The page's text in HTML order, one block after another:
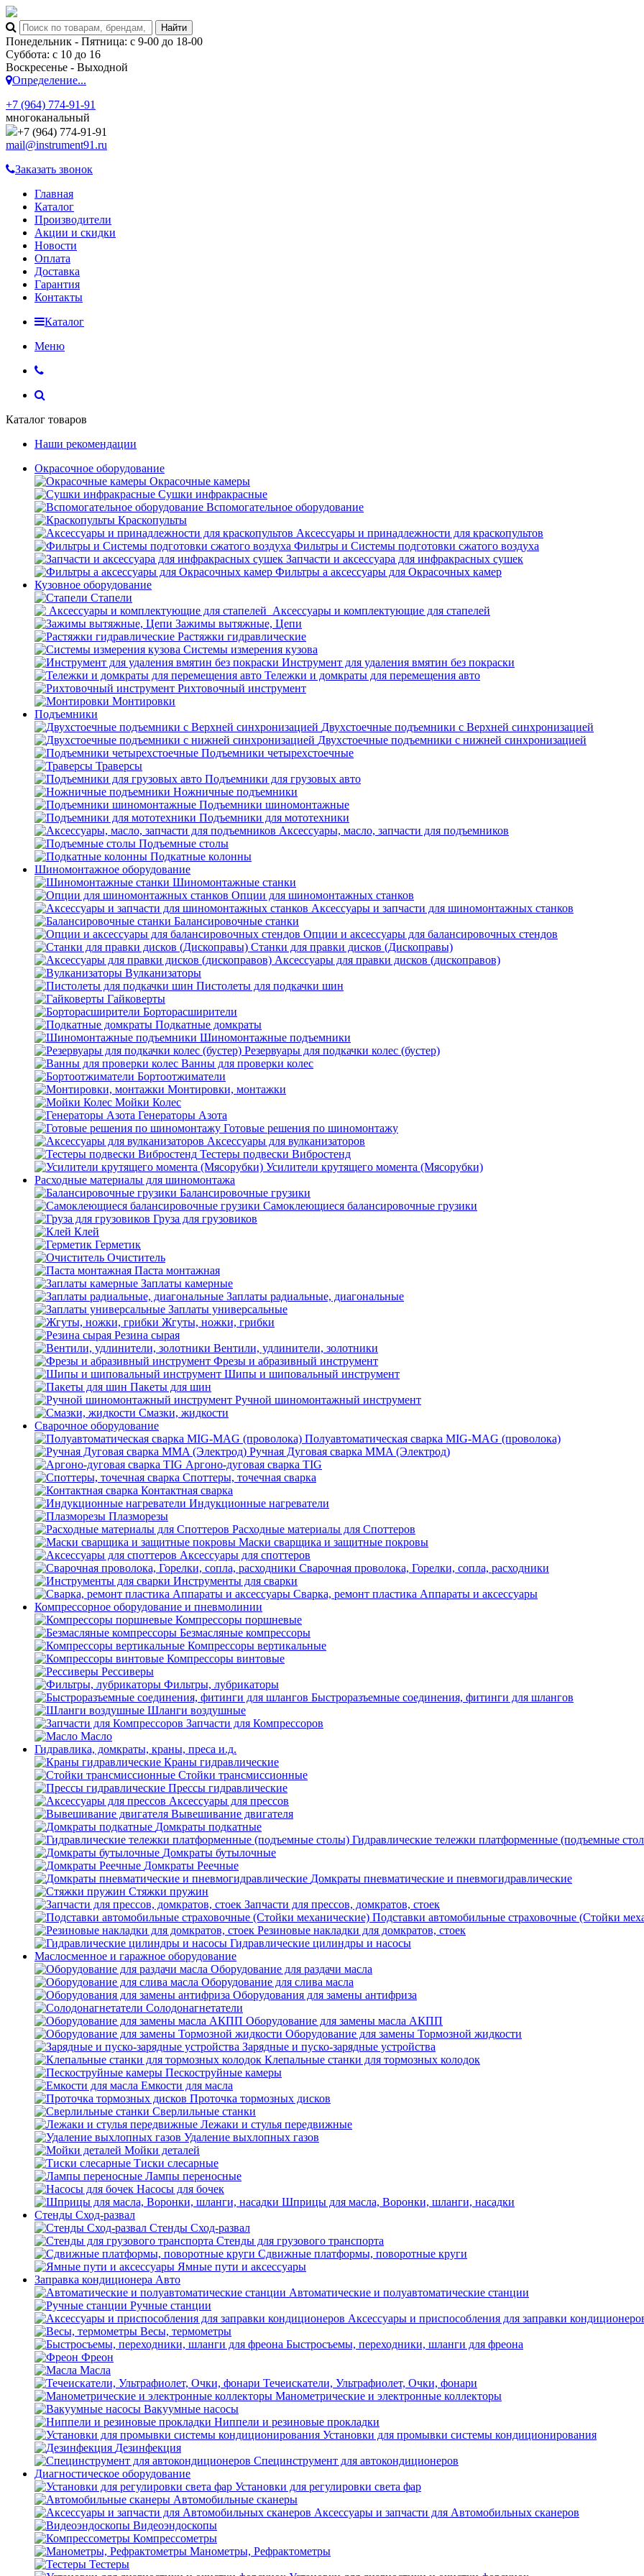
Понедельник - Пятница: с 9-00 до 18-00
Суббота: с 10 до 16
Воскресенье - Выходной
Определение...
+7 (964) 774-91-91
многоканальный
+7 (964) 774-91-91
mail@instrument91.ru
Заказать звонок
Главная
Каталог
Производители
Акции и скидки
Новости
Оплата
Доставка
Гарантия
Контакты
Каталог
Меню
Каталог товаров
Наши рекомендации
Окрасочное оборудование
Окрасочные камеры
Сушки инфракрасные
Вспомогательное оборудование
Краскопульты
Аксессуары и принадлежности для краскопультов
Фильтры и Системы подготовки сжатого воздуха
Запчасти и аксессуара для инфракрасных сушек
Фильтры а аксессуары для Окрасочных камер
Кузовное оборудование
Стапели
Аксессуары и комплектующие для стапелей
Зажимы вытяжные, Цепи
Растяжки гидравлические
Системы измерения кузова
Инструмент для удаления вмятин без покраски
Тележки и домкраты для перемещения авто
Рихтовочный инструмент
Монтировки
Подъемники
Двухстоечные подъемники с Верхней синхронизацией
Двухстоечные подъемники с нижней синхронизацией
Подъемники четырехстоечные
Траверсы
Подъемники для грузовых авто
Ножничные подъемники
Подъемники шиномонтажные
Подъемники для мототехники
Аксессуары, масло, запчасти для подъемников
Подъемные столы
Подкатные колонны
Шиномонтажное оборудование
Шиномонтажные станки
Опции для шиномонтажных станков
Аксессуары и запчасти для шиномонтажных станков
Балансировочные станки
Опции и аксессуары для балансировочных стендов
Станки для правки дисков (Дископравы)
Аксессуары для правки дисков (дископравов)
Вулканизаторы
Пистолеты для подкачки шин
Гайковерты
Борторасширители
Подкатные домкраты
Шиномонтажные подъемники
Резервуары для подкачки колес (бустер)
Ванны для проверки колес
Бортоотжиматели
Монтировки, монтажки
Мойки Колес
Генераторы Азота
Готовые решения по шиномонтажу
Аксессуары для вулканизаторов
Тестеры подвески Вибростенд
Усилители крутящего момента (Мясорубки)
Расходные материалы для шиномонтажа
Балансировочные грузики
Самоклеющиеся балансировочные грузики
Груза для грузовиков
Клей
Герметик
Очиститель
Паста монтажная
Заплаты камерные
Заплаты радиальные, диагональные
Заплаты универсальные
Жгуты, ножки, грибки
Резина сырая
Вентили, удлинители, золотники
Фрезы и абразивный инструмент
Шипы и шиповальный инструмент
Пакеты для шин
Ручной шиномонтажный инструмент
Смазки, жидкости
Сварочное оборудование
Полуавтоматическая сварка MIG-MAG (проволока)
Ручная Дуговая сварка MMA (Электрод)
Аргоно-дуговая сварка TIG
Споттеры, точечная сварка
Контактная сварка
Индукционные нагреватели
Плазморезы
Расходные материалы для Споттеров
Маски сварщика и защитные покровы
Аксессуары для споттеров
Сварочная проволока, Горелки, сопла, расходники
Инструменты для сварки
Сварка, ремонт пластика Аппараты и аксессуары
Компрессорное оборудование и пневмолинии
Компрессоры поршневые
Безмасляные компрессоры
Компрессоры вертикальные
Компрессоры винтовые
Рессиверы
Фильтры, лубрикаторы
Быстроразъемные соединения, фитинги для шлангов
Шланги воздушные
Запчасти для Компрессоров
Масло
Гидравлика, домкраты, краны, преса и.д.
Краны гидравлические
Стойки трансмиссионные
Прессы гидравлические
Аксессуары для прессов
Вывешивание двигателя
Домкраты подкатные
Гидравлические тележки платформенные (подъемные
Домкраты бутылочные
Домкраты Реечные
Домкраты пневматические и пневмогидравлические
Стяжки пружин
Запчасти для прессов, домкратов, стоек
Подставки автомобильные страховочные (Стойки
Резиновые накладки для домкратов, стоек
Гидравлические цилиндры и насосы
Маслосменное и гаражное оборудование
Оборудование для раздачи масла
Оборудование для слива масла
Оборудования для замены антифриза
Солодонагнетатели
Оборудование для замены масла АКПП
Оборудование для замены Тормозной жидкости
Зарядные и пуско-зарядные устройства
Клепальные станки для тормозных колодок
Пескоструйные камеры
Емкости для масла
Проточка тормозных дисков
Сверлильные станки
Лежаки и стулья передвижные
Удаление выхлопных газов
Мойки деталей
Тиски слесарные
Лампы переносные
Насосы для бочек
Шприцы для масла, Воронки, шланги, насадки
Стенды Сход-развал
Стенды Сход-развал
Стенды для грузового транспорта
Сдвижные платформы, поворотные круги
Ямные пути и аксессуары
Заправка кондиционера Авто
Автоматические и полуавтоматические станции
Ручные станции
Аксессуары и приспособления для заправки
Весы, термометры
Быстросъемы, переходники, шланги для фреона
Фреон
Масла
Течеискатели, Ультрафиолет, Очки, фонари
Манометрические и электронные коллекторы
Вакуумные насосы
Ниппели и резиновые прокладки
Установки для промывки системы кондиционирования
Дезинфекция
Специнструмент для автокондиционеров
Диагностическое оборудование
Установки для регулировки света фар
Автомобильные сканеры
Аксессуары и запчасти для Автомобильных сканеров
Видеоэндоскопы
Компрессометры
Манометры, Рефрактометры
Тестеры